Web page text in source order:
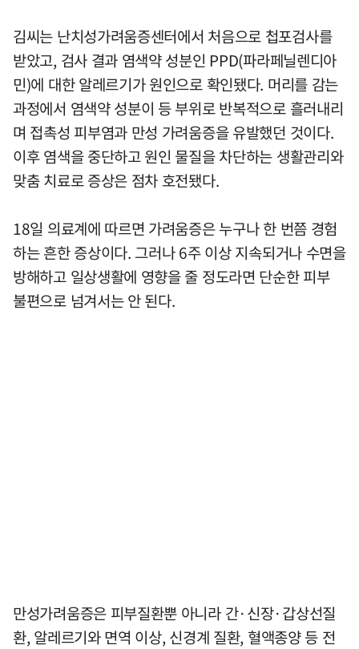
김씨는 난치성가려움증센터에서 처음으로 첩포검사를
받았고, 검사 결과 염색약 성분인 PPD(파라페닐렌디아
민)에 대한 알레르기가 원인으로 확인됐다. 머리를 감는
과정에서 염색약 성분이 등 부위로 반복적으로 흘러내리
며 접촉성 피부염과 만성 가려움증을 유발했던 것이다.
이후 염색을 중단하고 원인 물질을 차단하는 생활관리와
맞춤 치료로 증상은 점차 호전됐다.
18일 의료계에 따르면 가려움증은 누구나 한 번쯤 경험
하는 흔한 증상이다. 그러나 6주 이상 지속되거나 수면을
방해하고 일상생활에 영향을 줄 정도라면 단순한 피부
불편으로 넘겨서는 안 된다.
만성가려움증은 피부질환뿐 아니라 간·신장·갑상선질
환, 알레르기와 면역 이상, 신경계 질환, 혈액종양 등 전